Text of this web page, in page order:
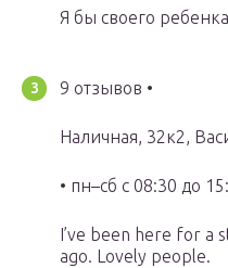
Я бы своего
9 отзывов •
Наличная, 32к2,
• пн–сб с 08:30 до
I’ve been here for a
ago. Lovely people.